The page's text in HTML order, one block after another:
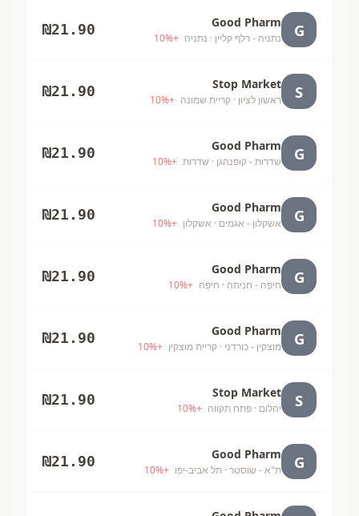
G
Good Pharm
נתניה - רלף קליין · נתניה +
10%
₪21.90
S
Stop Market
ראשון לציון · קריית שמונה +
10%
₪21.90
G
Good Pharm
שדרות - קופנהגן · שדרות +
10%
₪21.90
G
Good Pharm
אשקלון - אגמים · אשקלון +
10%
₪21.90
G
Good Pharm
חיפה - חניתה · חיפה +
10%
₪21.90
G
Good Pharm
מוצקין - כורדני · קריית מוצקין +
10%
₪21.90
S
Stop Market
יהלום · פתח תקווה +
10%
₪21.90
G
Good Pharm
ת"א - שוסטר · תל אביב-יפו +
10%
₪21.90